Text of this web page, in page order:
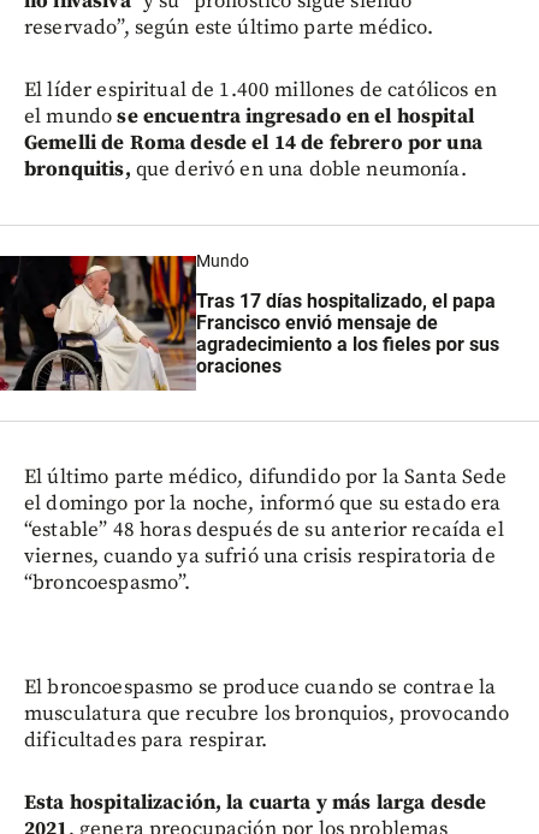
reservado”, según este último parte médico.
El líder espiritual de 1.400 millones de católicos en
el mundose encuentra ingresado en el hospital
Gemelli de Roma desde el 14 de febrero por una
bronquitis, que derivó en una doble neumonía.
Mundo
Tras 17 días hospitalizado, el papa
Francisco envió mensaje de
agradecimiento a los fieles por sus
oraciones
El último parte médico, difundido por la Santa Sede
el domingo por la noche, informó que su estado era
“estable” 48 horas después de su anterior recaída el
viernes, cuando ya sufrió una crisis respiratoria de
“broncoespasmo”.
El broncoespasmo se produce cuando se contrae la
musculatura que recubre los bronquios, provocando
dificultades para respirar.
Esta hospitalización, la cuarta y más larga desde